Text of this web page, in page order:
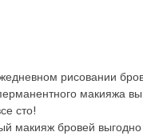
рисовании
макияжа вы
сто!
макияж бровей выгодно